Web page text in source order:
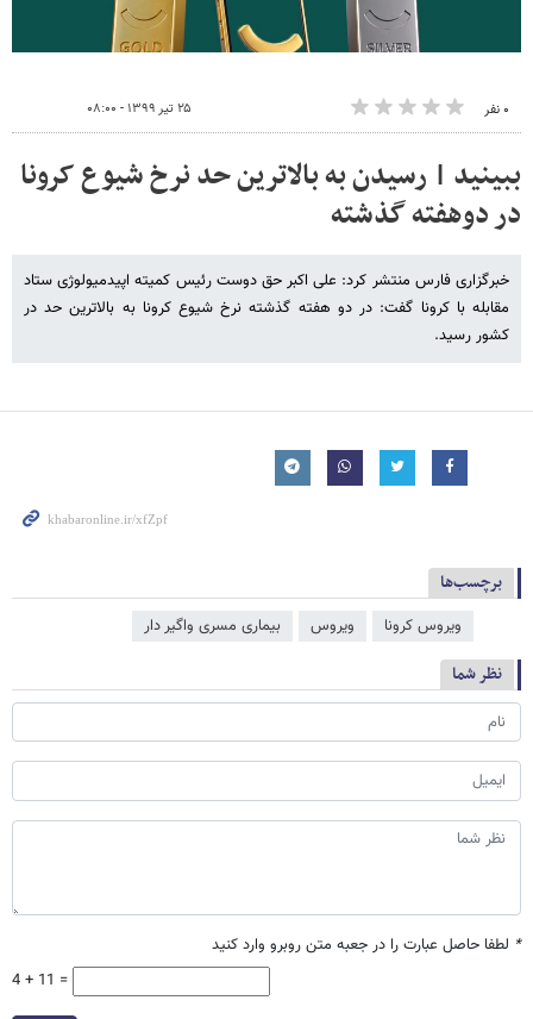
۰ نفر ۲۵ تیر ۱۳۹۹ - ۰۸:۰۰
ببینید | رسیدن به بالاترین حد نرخ شیوع کرونا
در دوهفته گذشته
خبرگزاری فارس منتشر کرد: علی اکبر حق دوست رئیس کمیته اپیدمیولوژی ستاد
مقابله با کرونا گفت: در دو هفته گذشته نرخ شیوع کرونا به بالاترین حد در
کشور رسید.
برچسب‌ها
ویروس کرونا ویروس بیماری مسری واگیر دار
نظر شما
* لطفا حاصل عبارت را در جعبه متن روبرو وارد کنید
4 + 11 =